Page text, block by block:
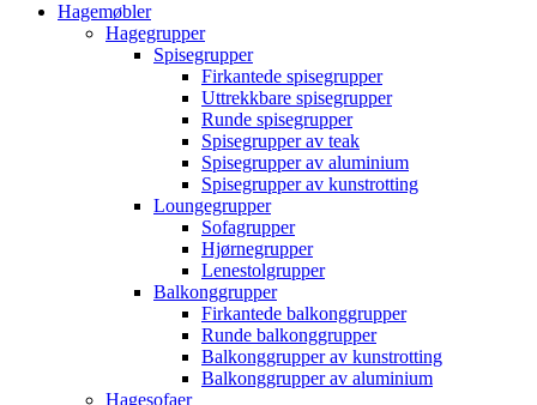
Hagemøbler
Hagegrupper
Spisegrupper
Firkantede spisegrupper
Uttrekkbare spisegrupper
Runde spisegrupper
Spisegrupper av teak
Spisegrupper av aluminium
Spisegrupper av kunstrotting
Loungegrupper
Sofagrupper
Hjørnegrupper
Lenestolgrupper
Balkonggrupper
Firkantede balkonggrupper
Runde balkonggrupper
Balkonggrupper av kunstrotting
Balkonggrupper av aluminium
Hagesofaer